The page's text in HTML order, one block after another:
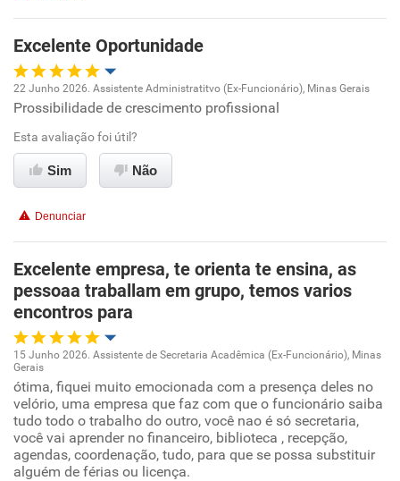
Recomenda esta empresa
Recomenda a diretoria
Excelente Oportunidade
Oportunidade de promoção
Ambiente de trabalho
Benefícios
Recomenda esta empresa
Recomenda a diretoria
22 Junho 2026. Assistente Administratitvo (Ex-Funcionário), Minas Gerais
Prossibilidade de crescimento profissional
Esta avaliação foi útil?
Sim Não
Denunciar
Excelente empresa, te orienta te ensina, as
pessoaa traballam em grupo, temos varios
encontros para
Oportunidade de promoção
Ambiente de trabalho
Conciliação com a vida familiar
15 Junho 2026. Assistente de Secretaria Acadêmica (Ex-Funcionário), Minas
Gerais
ótima, fiquei muito emocionada com a presença deles no
velório, uma empresa que faz com que o funcionário saiba
tudo todo o trabalho do outro, você nao é só secretaria,
você vai aprender no financeiro, biblioteca , recepção,
agendas, coordenação, tudo, para que se possa substituir
alguém de férias ou licença.